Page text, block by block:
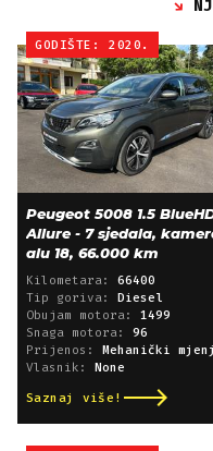
GODIŠTE: 2020.
Peugeot 5008 1.5
Allure - 7 sjedala,
alu 18, 66.000 km
Kilometara: 66400
Tip goriva: Diesel
Obujam motora: 1499
Snaga motora: 96
Prijenos: Mehanički mjenjač
Vlasnik: None
Saznaj više!